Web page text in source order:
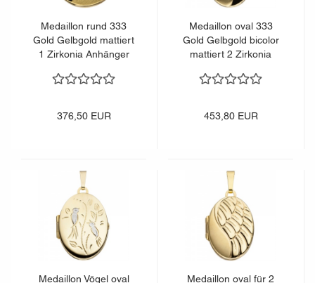
Medaillon rund 333
Gold Gelbgold mattiert
1 Zirkonia Anhänger
376,50 EUR
Medaillon oval 333
Gold Gelbgold bicolor
mattiert 2 Zirkonia
453,80 EUR
Medaillon Vögel oval
Medaillon oval für 2